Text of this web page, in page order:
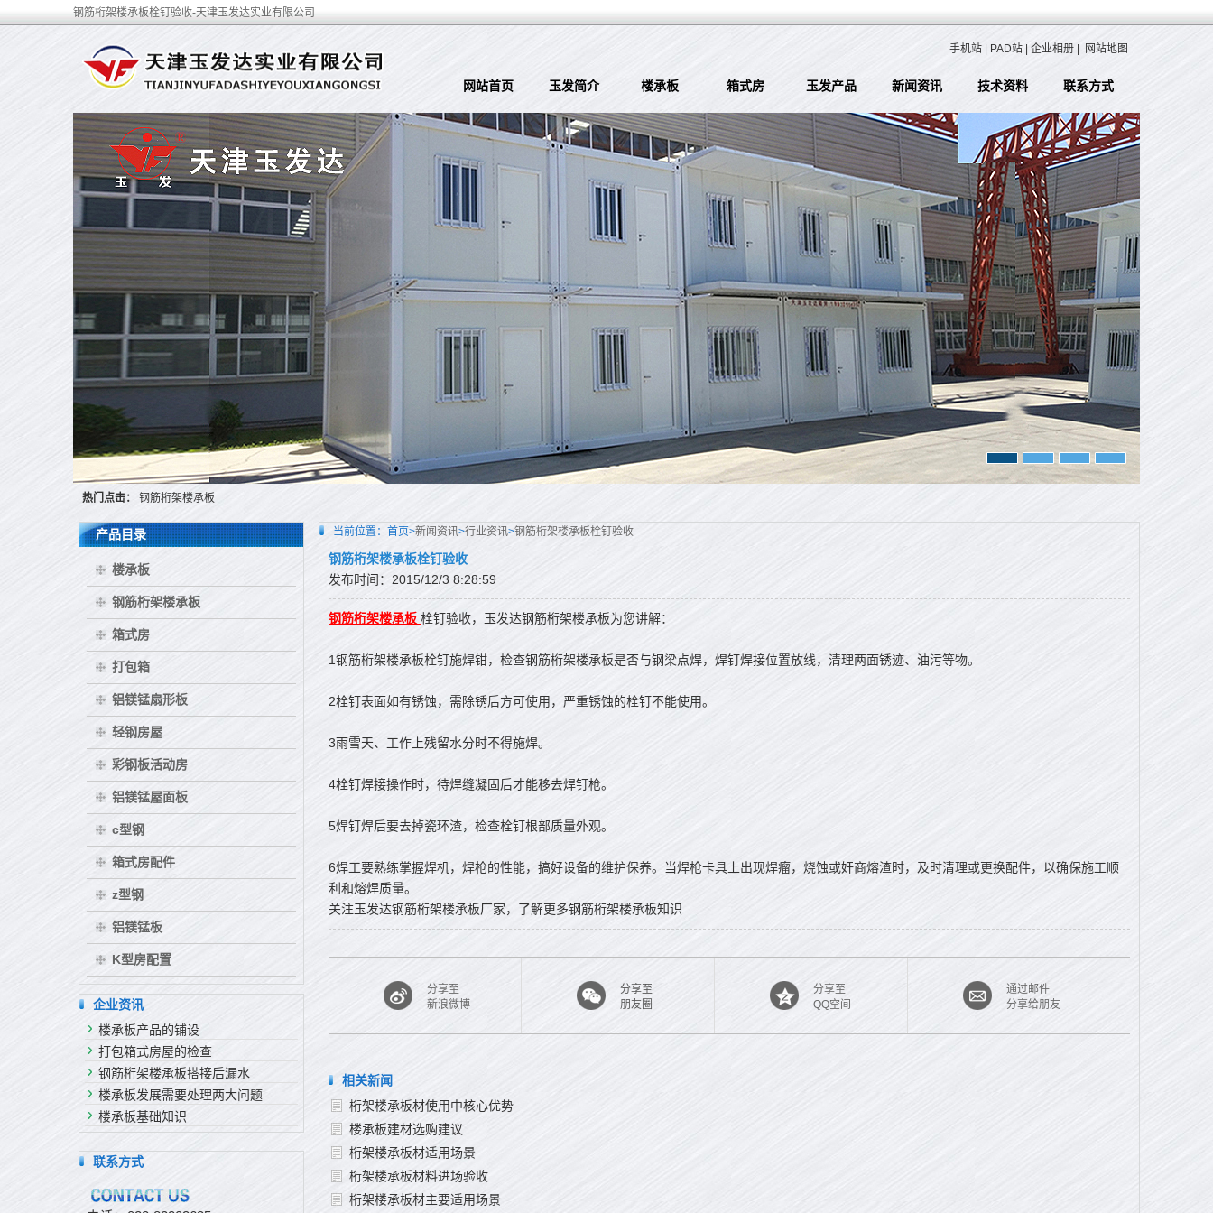
钢筋桁架楼承板栓钉验收-天津玉发达实业有限公司
手机站 PAD站 企业相册 网站地图
网站首页 玉发简介 楼承板 箱式房 玉发产品 新闻资讯 技术资料 联系方式
热门点击： 钢筋桁架楼承板
当前位置： 首页>新闻资讯>行业资讯>钢筋桁架楼承板栓钉验收
钢筋桁架楼承板栓钉验收
发布时间：2015/12/3 8:28:59
钢筋桁架楼承板 栓钉验收，玉发达钢筋桁架楼承板为您讲解：
1钢筋桁架楼承板栓钉施焊钳，检查钢筋桁架楼承板是否与钢梁点焊，焊钉焊接位置放线，清理两面锈迹、油污等物。
2栓钉表面如有锈蚀，需除锈后方可使用，严重锈蚀的栓钉不能使用。
3雨雪天、工作上残留水分时不得施焊。
4栓钉焊接操作时，待焊缝凝固后才能移去焊钉枪。
5焊钉焊后要去掉瓷环渣，检查栓钉根部质量外观。
6焊工要熟练掌握焊机，焊枪的性能，搞好设备的维护保养。当焊枪卡具上出现焊瘤，烧蚀或奸商熔渣时，及时清理或更换配件，以确保施工顺
利和熔焊质量。
关注玉发达钢筋桁架楼承板厂家，了解更多钢筋桁架楼承板知识
分享至
新浪微博
分享至
朋友圈
分享至
QQ空间
通过邮件
分享给朋友
相关新闻
桁架楼承板材使用中核心优势
楼承板建材选购建议
桁架楼承板材适用场景
桁架楼承板材料进场验收
桁架楼承板材主要适用场景
产品目录
楼承板
钢筋桁架楼承板
箱式房
打包箱
铝镁锰扇形板
轻钢房屋
彩钢板活动房
铝镁锰屋面板
c型钢
箱式房配件
z型钢
铝镁锰板
K型房配置
企业资讯
楼承板产品的铺设
打包箱式房屋的检查
钢筋桁架楼承板搭接后漏水
楼承板发展需要处理两大问题
楼承板基础知识
联系方式